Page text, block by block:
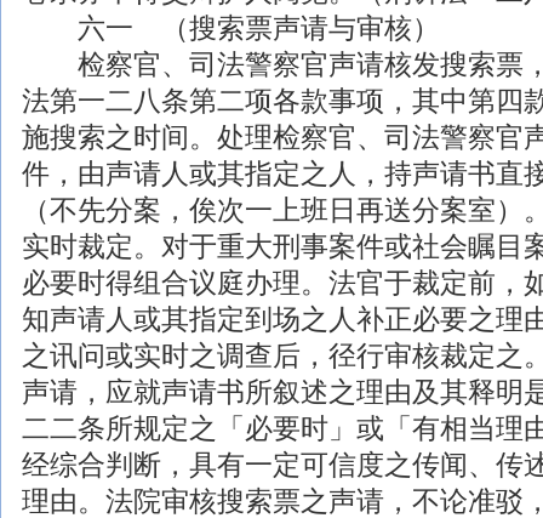
六一 （搜索票声请与审核）
检察官、司法警察官声请核发搜索票
法第一二八条第二项各款事项，其中第四
施搜索之时间。处理检察官、司法警察官
件，由声请人或其指定之人，持声请书直
（不先分案，俟次一上班日再送分案室）
实时裁定。对于重大刑事案件或社会瞩目
必要时得组合议庭办理。法官于裁定前，
知声请人或其指定到场之人补正必要之理
之讯问或实时之调查后，径行审核裁定之
声请，应就声请书所叙述之理由及其释明
二二条所规定之「必要时」或「有相当理
经综合判断，具有一定可信度之传闻、传
理由。法院审核搜索票之声请，不论准驳